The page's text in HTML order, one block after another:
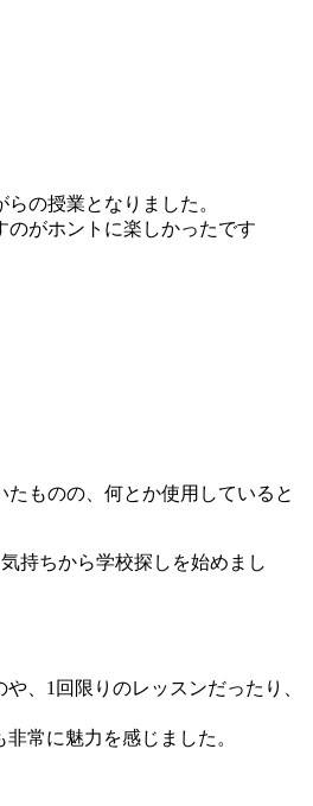
の授業となりました。
がホントに楽しかったです
たものの、何とか使用していると
持ちから学校探しを始めまし
、1回限りのレッスンだったり、
常に魅力を感じました。